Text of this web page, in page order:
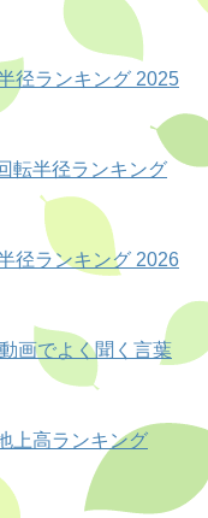
径ランキング 2025
転半径ランキング
径ランキング 2026
画でよく聞く言葉
上高ランキング